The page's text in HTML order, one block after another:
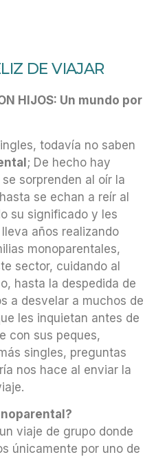
DE VIAJAR
HIJOS: Un mundo por
todavía no saben
; De hecho hay
sorprenden al oír la
se echan a reír al
su significado y les
años realizando
monoparentales,
sector, cuidando al
hasta la despedida de
a desvelar a muchos de
les inquietan antes de
con sus peques,
singles, preguntas
nos hace al enviar la
viaje de grupo donde
únicamente por uno de